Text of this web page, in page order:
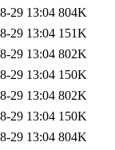
29 13:04 804K
29 13:04 151K
29 13:04 802K
29 13:04 150K
29 13:04 802K
29 13:04 150K
29 13:04 804K